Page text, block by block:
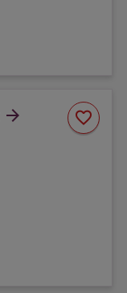
arrow_forward
favorite
Spara
som